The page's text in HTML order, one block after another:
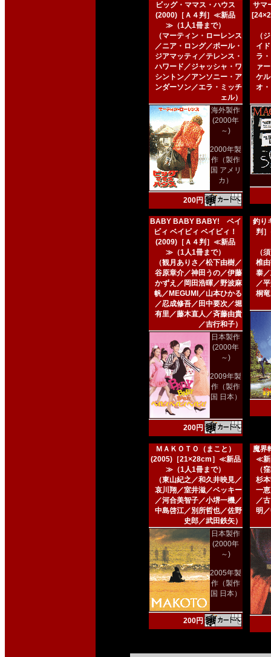
ビッグ・ママス・ハウス
(2000)［Ａ４判］≪新品
≫（1人1冊まで）
（マーティン・ローレンス
／ニア・ロング／ポール・
ジアマッティ／テレンス・
ハワード／ジャッシャ・ワ
シントン／アンソニー・ア
ンダーソン／エラ・ミッチ
ェル）
海外製作
(2000年
～)
2000年製
作（製作
国 アメリ
カ）
200円
サマ
（
イ
ラ
ァ
ケ
オ
BABY BABY BABY! ベイ
ビィ ベイビィ ベイビィ！
(2009)［Ａ４判］≪新品
≫（1人1冊まで）
（観月ありさ／松下由樹／
谷原章介／神田うの／伊藤
かずえ／岡田浩暉／野波麻
帆／MEGUMI／山本ひかる
／忍成修吾／田中要次／堀
有里／藤木直人／斉藤由貴
／吉行和子）
日本製作
(2000年
～)
2009年製
作（製作
国 日本）
200円
釣り
判
（
椎
泰
／
桐
ＭＡＫＯＴＯ（まこと）
(2005)［21×28cm］≪新品
≫（1人1冊まで）
（東山紀之／和久井映見／
哀川翔／室井滋／ベッキー
／河合美智子／小堺一機／
中島啓江／別所哲也／佐野
史郎／武田鉄矢）
日本製作
(2000年
～)
2005年製
作（製作
国 日本）
200円
魔界
≪新
（
杉
一
／
明